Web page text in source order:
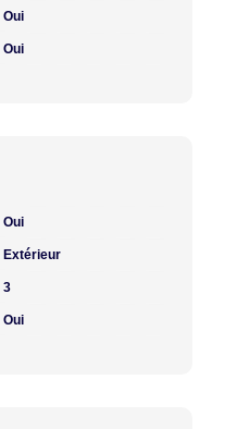
Oui
Oui
Oui
Extérieur
3
Oui